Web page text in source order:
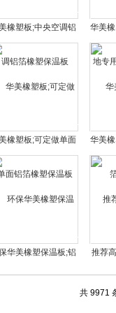
橡塑板;中央空调铝
箔橡塑保温板
华美
用
橡塑板;可定做单面
铝箔橡塑保温板
华美
华美橡塑保温板;铝
推荐
共 9971